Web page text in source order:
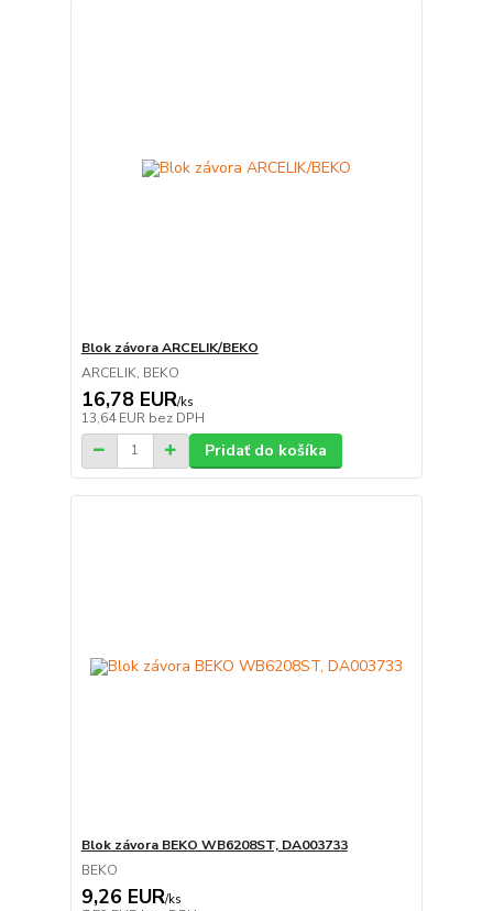
Blok závora ARCELIK/BEKO
ARCELIK, BEKO
16,78 EUR/ks
13,64 EUR bez DPH
Pridať do košíka
Blok závora BEKO WB6208ST, DA003733
BEKO
9,26 EUR/ks